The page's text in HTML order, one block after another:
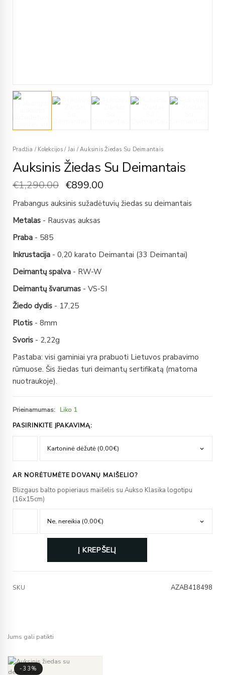
Pradžia / Kolekcijos / Jai /Auksinis Žiedas Su Deimantais
Auksinis Žiedas Su Deimantais
€1,290.00 €899.00
Prabangus auksinis sužadėtuvių žiedas su deimantais
Metalas - Rausvas auksas
Praba - 585
Inkrustacija - 0,20 karato Deimantai (33 Deimantai)
Deimantų spalva - RW-W
Deimantų švarumas - VS-SI
Žiedo dydis - 17,25
Plotis - 8mm
Svoris - 2,22g
Pastaba: visi gaminiai yra prabuoti Lietuvos prabavimo
rūmuose. Šis žiedas turi deimantų sertifikatą (matoma
nuotraukoje).
Prieinamumas: Liko 1
PASIRINKITE ĮPAKAVIMĄ:
AR NORĖTUMĖTE DOVANŲ MAIŠELIO?
Blizgaus balto popieriaus maišelis su Aukso Klasika logotipu
(16x15cm)
Į KREPŠELĮ
SKU AZAB418498
Jums gali patikti
-33%